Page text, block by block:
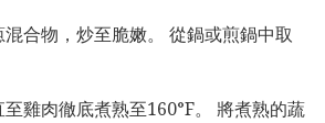
合物，炒至脆嫩。 從鍋或煎鍋中取
雞肉徹底煮熟至160°F。 將煮熟的蔬